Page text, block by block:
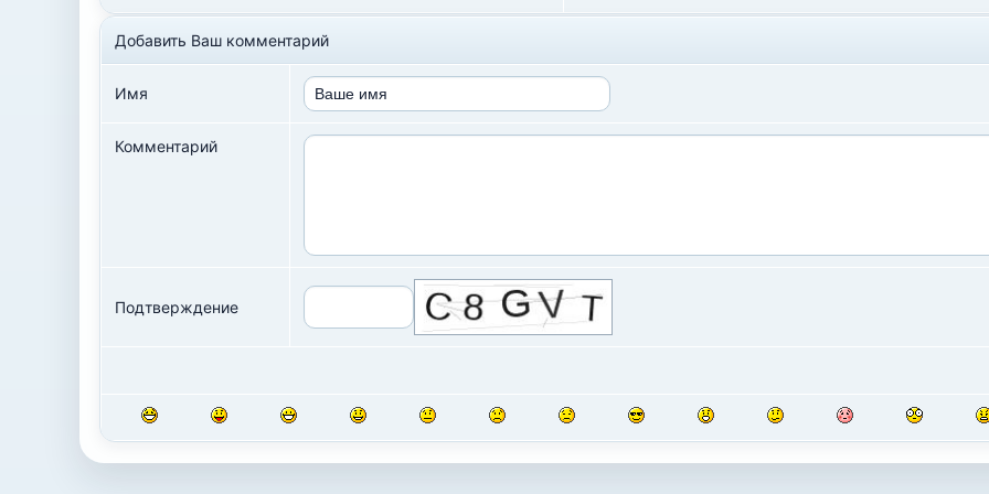
Добавить Ваш комментарий
Имя
Комментарий
Подтверждение